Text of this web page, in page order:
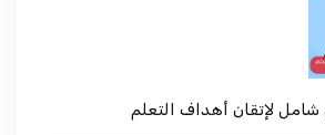
لإتقان أهداف التعلم